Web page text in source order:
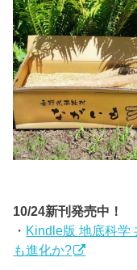
10/24新刊発売中！
・ Kindle版 地底科学
も進化か?